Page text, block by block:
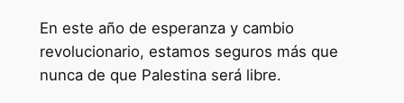
En este año de esperanza y cambio
revolucionario, estamos seguros más que
nunca de que Palestina será libre.